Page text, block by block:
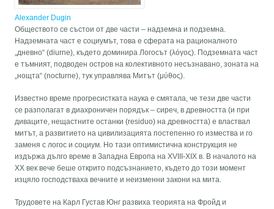
Alexander Dugin
Обществото се състои от две части – надземна и подземна.
Надземната част е социумът, това е сферата на рационалното
„дневно“ (diurne), където доминира Логосът (λόγος). Подземната част
е тъмният, подводен остров на колективното несъзнавано, зоната на
„нощта“ (nocturne), тук управлява Митът (μύθος).
Известно време прогресистката наука е смятала, че тези две части
се разполагат в диахроничен порядък – сиреч, в древността (и при
диваците, нещастните останки (residuo) на древността) е властвал
митът, а развитието на цивилизацията постепенно го измества и го
заменя с логос и социум. Но тази оптимистична конструкция не
издържа дълго време в Западна Европа на ХVІІІ-ХІХ в. В началото на
ХХ век вече беше открито подсъзнанието, където до този момент
изцяло господстваха вечните и неизменни закони на мита.
Трудовете на Карл Густав Юнг развиха теорията на Фройд и